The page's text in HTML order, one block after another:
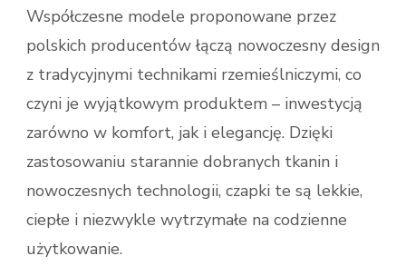
Współczesne modele proponowane przez
polskich producentów łączą nowoczesny design
z tradycyjnymi technikami rzemieślniczymi, co
czyni je wyjątkowym produktem – inwestycją
zarówno w komfort, jak i elegancję. Dzięki
zastosowaniu starannie dobranych tkanin i
nowoczesnych technologii, czapki te są lekkie,
ciepłe i niezwykle wytrzymałe na codzienne
użytkowanie.